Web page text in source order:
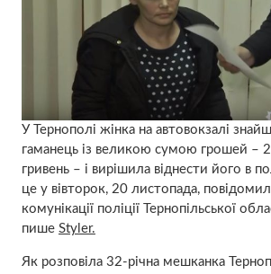
У Тернополі жінка на автовокзалі
гаманець із великою сумою грошей –
гривень – і вирішила віднести його в
це у вівторок, 20 листопада,
комунікації поліції Тернопільської
пише Styler.
Як розповіла 32-річна мешканка